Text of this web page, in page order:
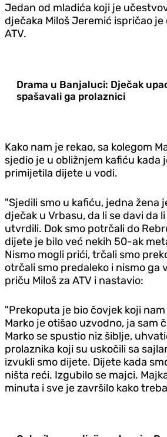
Jedan od mladića koji je
dječaka Miloš Jeremić ispričao
ATV.
Drama u Banjaluci: Dječak
spašavali ga prolaznici
Kako nam je rekao, sa kolegom
sjedio je u obližnjem kafiću kada
primijetila dijete u vodi.
"Sjedili smo u kafiću, jedna žena
dječak u Vrbasu, da li se davi da
utvrdili. Dok smo potrčali do
dijete je bilo već nekih 50-ak
Nismo mogli prići, trčali smo
otrčali smo predaleko i nismo ga
priču Miloš za ATV i nastavio:
"Prekoputa je bio čovjek koji
Marko je otišao uzvodno, ja sam
Marko se spustio niz šiblje,
prolaznika koji su uskočili sa
izvukli smo dijete. Dijete kada
ništa reći. Izgubilo se majci.
minuta i sve je završilo kako